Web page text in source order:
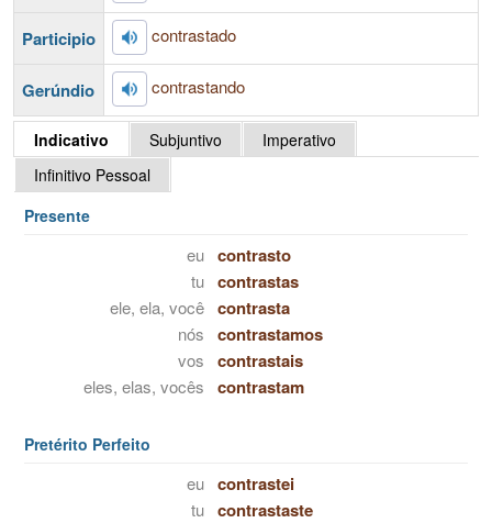
Participio contrastado
Gerúndio contrastando
Indicativo Subjuntivo
Imperativo
Infinitivo Pessoal
Presente
eu contrasto
tu contrastas
ele, ela, você contrasta
nós contrastamos
vos contrastais
eles, elas, vocês contrastam
Pretérito Perfeito
eu contrastei
tu contrastaste